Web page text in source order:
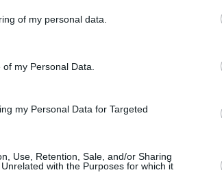
of my personal data.
my Personal Data.
my Personal Data for Targeted
Use, Retention, Sale, and/or Sharing
with the Purposes for which it